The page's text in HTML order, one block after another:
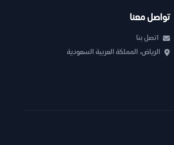
تواصل معنا
اتصل بنا
الرياض، المملكة العربية السعودية